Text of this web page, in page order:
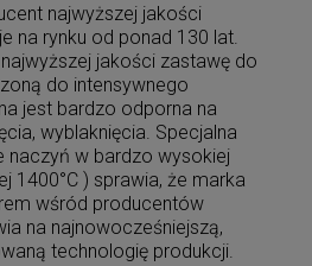
najwyższej jakości
na rynku od ponad 130 lat.
jakości zastawę do
do intensywnego
jest bardzo odporna na
wyblaknięcia. Specjalna
naczyń w bardzo wysokiej
1400°C ) sprawia, że marka
wśród producentów
na najnowocześniejszą,
technologię produkcji.